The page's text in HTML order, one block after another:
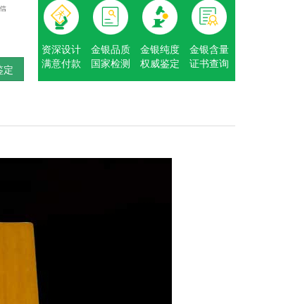
金
定
资深设计
满意付款
金银品质
国家检测
金银纯度
权威鉴定
金银含量
证书查询